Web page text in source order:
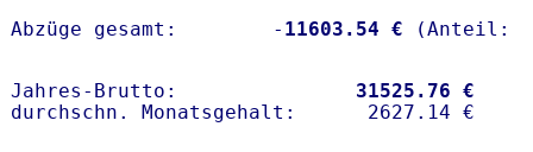
Abzüge gesamt:        - 11603.54 €
Jahres-Brutto: 31525.76 €